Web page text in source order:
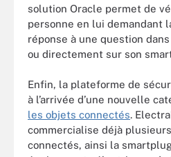
solution Oracle permet de
personne en lui demandant
réponse à une question
ou directement sur son
Enfin, la plateforme de
à l’arrivée d’une nouvelle
les objets connectés.
commercialise déjà
connectés, ainsi la